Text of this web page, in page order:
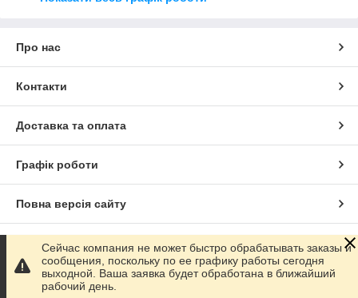
Про нас
Контакти
Доставка та оплата
Графік роботи
Повна версія сайту
Сайт створено на маркетплейсі Prom.ua
Політика конфіденційності
Сейчас компания не может быстро обрабатывать заказы и
сообщения, поскольку по ее графику работы сегодня
выходной. Ваша заявка будет обработана в ближайший
рабочий день.